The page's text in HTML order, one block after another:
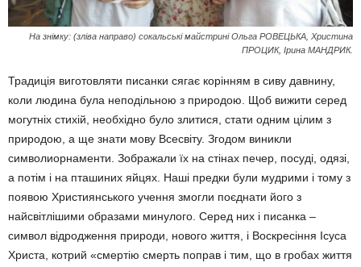
На знімку: (зліва направо) сокальські майстрині Ольга РОВЕЦЬКА, Христина
ПРОЦИК, Ірина МАНДРИК.
Традиція виготовляти писанки сягає корінням в сиву давнину,
коли людина була неподільною з природою. Щоб вижити серед
могутніх стихій, необхідно було злитися, стати одним цілим з
природою, а ще знати мову Всесвіту. Згодом виникли
символиорнаменти. Зображали їх на стінах печер, посуді, одязі,
а потім і на пташиних яйцях. Наші предки були мудрими і тому з
появою Християнського учення змогли поєднати його з
найсвітлішими образами минулого. Серед них і писанка –
символ відродження природи, нового життя, і Воскресіння Ісуса
Христа, котрий «смертію смерть поправ і тим, що в гробах життя